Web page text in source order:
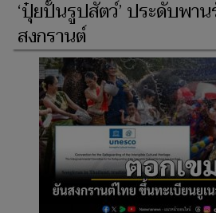
‘ปุ๋ยปั้นรูปสัตว์’ ประดับพา
สงกรานต์